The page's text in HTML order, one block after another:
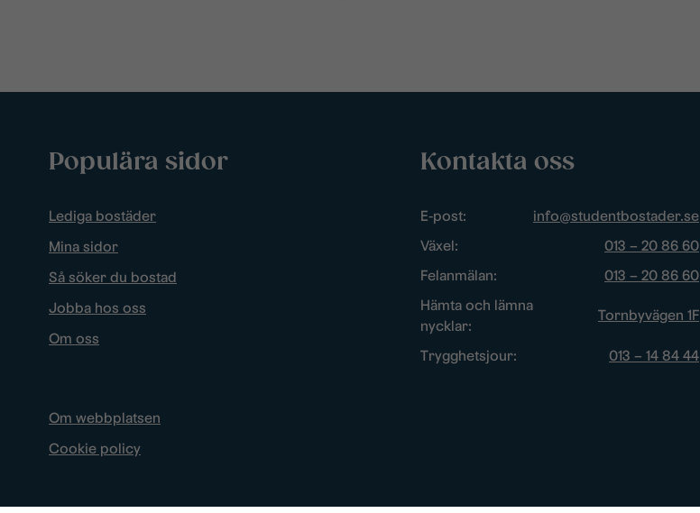
Populära sidor
Lediga bostäder
Mina sidor
Så söker du bostad
Jobba hos oss
Om oss
Kontakta oss
E-post:
info@studentbostader.se
Växel:
013 – 20 86 60
Felanmälan:
013 – 20 86 60
Hämta och lämna
nycklar:
Tornbyvägen 1F
Trygghetsjour: 013 – 14 84 44
Om webbplatsen
Cookie policy